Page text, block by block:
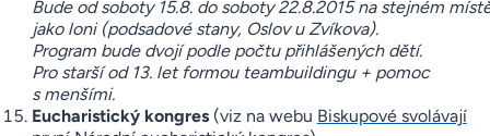
Bude od soboty 15.8. do soboty 22.8.2015 na stejném
jako loni (podsadové stany, Oslov u Zvíkova).
Program bude dvojí podle počtu přihlášených dětí.
Pro starší od 13. let formou teambuildingu + pomoc
s menšími.
Eucharistický kongres(viz na webu Biskupové svolávají